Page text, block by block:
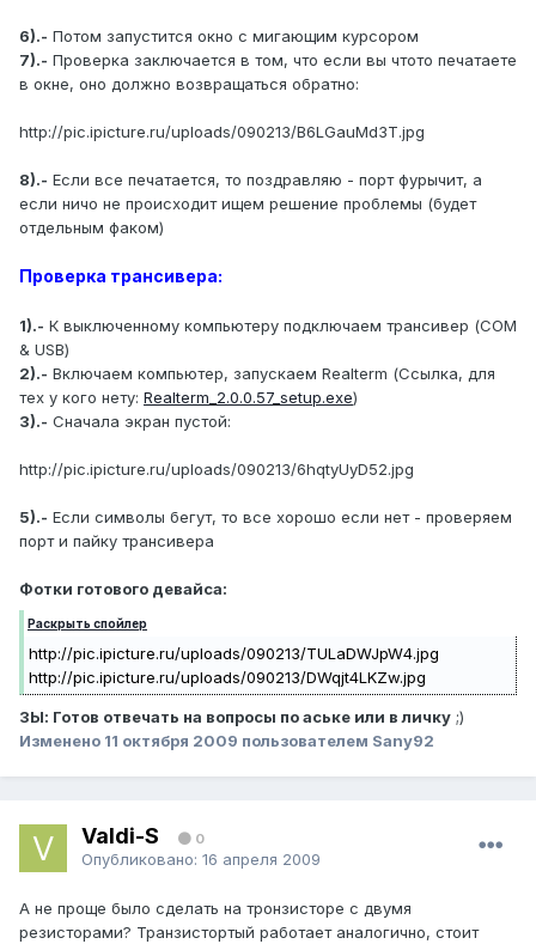
6).- Потом запустится окно с мигающим курсором
7).- Проверка заключается в том, что если вы чтото печатаете
в окне, оно должно возвращаться обратно:
http://pic.ipicture.ru/uploads/090213/B6LGauMd3T.jpg
8).- Если все печатается, то поздравляю - порт фурычит, а
если ничо не происходит ищем решение проблемы (будет
отдельным факом)
Проверка трансивера:
1).- К выключенному компьютеру подключаем трансивер (COM
& USB)
2).- Включаем компьютер, запускаем Realterm (Ссылка, для
тех у кого нету: Realterm_2.0.0.57_setup.exe)
3).- Сначала экран пустой:
http://pic.ipicture.ru/uploads/090213/6hqtyUyD52.jpg
5).- Если символы бегут, то все хорошо если нет - проверяем
порт и пайку трансивера
Фотки готового девайса:
Раскрыть спойлер
http://pic.ipicture.ru/uploads/090213/TULaDWJpW4.jpg
http://pic.ipicture.ru/uploads/090213/DWqjt4LKZw.jpg
ЗЫ: Готов отвечать на вопросы по аське или в личку ;)
Изменено 11 октября 2009 пользователем Sany92
Valdi-S 0
Опубликовано: 16 апреля 2009
А не проще было сделать на тронзисторе с двумя
резисторами? Транзистортый работает аналогично, стоит